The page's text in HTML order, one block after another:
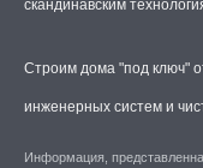
скандинавским
Строим дома "под ключ"
инженерных систем и
Информация,